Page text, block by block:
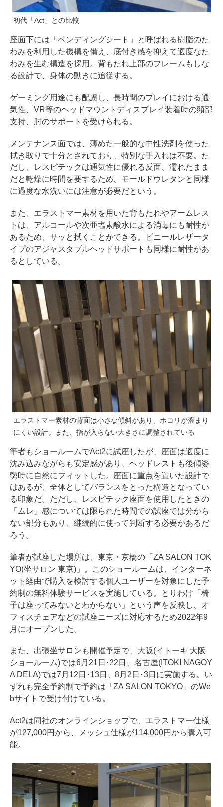
初代「Act」との比較
座面下には「ベンディングシート」と呼ばれる樹脂のた
わみを利用した機構を備え、底付き感を抑えて適度なた
わみを生む構造を採用。背もたれ上部のフレームもしな
る設計で、身体の動きに追従する。
ゲーミング用途にも配慮し、長時間のプレイにおける通
気性、VR等のヘッドマウントディスプレイ装着時の頭部
支持、肘のサポートを受けられる。
メンテナンス面では、薄めた一般的な中性洗剤を使った
拭き取りで十分とされており、特別な手入れは不要。た
だし、レスピテックは通気性に優れる反面、濡れたまま
だと乾燥に時間を要するため、モールドウレタンと同様
に過度な水洗いには注意が必要だという。
また、エラストマー素材を用いた背もたれやアームレス
トは、アルコールや次亜塩素酸水による消毒にも耐性が
あるため、サッと拭くことができる。ビニールレザータ
イプのアジャスタブルヘッドサポートも同様に耐性があ
るとしている。
エラストマー素材の背面は小さな傾斜があり、ホコリが溜まり
にくい設計。また、指が入らない大きさに調整されている
筆者もショールームでAct2に試座したが、座面は適度に
沈み込みながらも安定感があり、ヘッドレストも後傾姿
勢時に自然にフィットした。座面に重点を置いた設計で
はあるが、全体としてバランスをとった構造となってい
る印象だ。ただし、レスピテック座面を使用したときの
「ムレ」感については限られた時間での試座では分から
ない部分もあり、継続的に使って判断する必要があるだ
ろう。
筆者が試座した場所は、東京・京橋の「ZA SALON TOK
YO(坐サロン 東京)」。このショールームは、インターネ
ット経由で購入を検討する個人ユーザーを対象にした予
約制の無料体験サービスを実施している。とりわけ「椅
子は座ってみないとわからない」という声を反映し、オ
フィスチェアなどの試座ニーズに対応するため2022年9
月にオープンした。
また、出張坐サロンも開催予定で、大阪(イトーキ 大阪
ショールーム)では6月21日･22日、名古屋(ITOKI NAGOY
A DELA)では7月12日･13日、8月2日･3日に実施する。い
ずれも完全予約制で予約は「ZA SALON TOKYO」のWe
bサイトで受け付けている。
Act2は同社のオンラインショップで、エラストマー仕様
が127,000円から、メッシュ仕様が114,000円から購入可
能。